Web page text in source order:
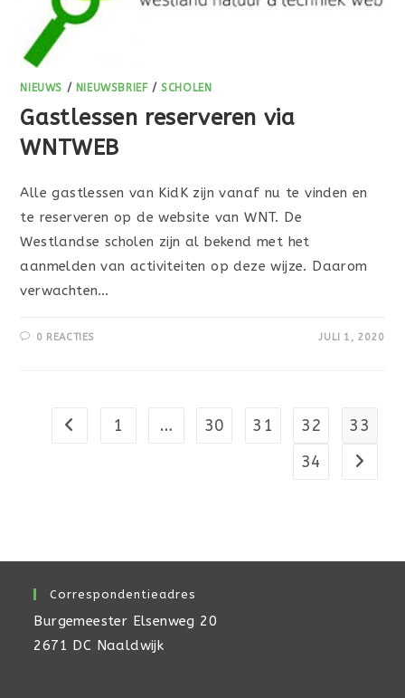
NIEUWS / NIEUWSBRIEF/SCHOLEN
Gastlessen reserveren via
WNTWEB
Alle gastlessen van KidK zijn vanaf nu te vinden en
te reserveren op de website van WNT. De
Westlandse scholen zijn al bekend met het
aanmelden van activiteiten op deze wijze. Daarom
verwachten…
0 REACTIES JULI 1, 2020
Naar vorige pagina
1 … 30 31 32
33
34
Naar
Correspondentieadres
Burgemeester Elsenweg 20
2671 DC Naaldwijk